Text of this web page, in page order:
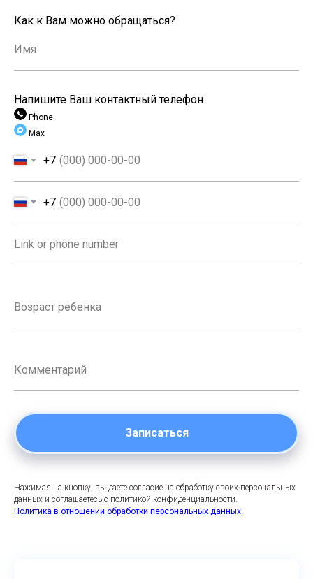
Как к Вам можно обращаться?
Напишите Ваш контактный телефон
Phone
Max
+7
+7
Записаться
Нажимая на кнопку, вы даете согласие на обработку своих персональных
данных и соглашаетесь с политикой конфиденциальности.
Политика в отношении обработки персональных данных.